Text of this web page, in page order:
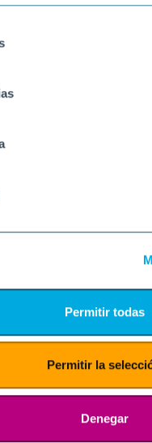
Permitir todas
Permitir la
Denegar